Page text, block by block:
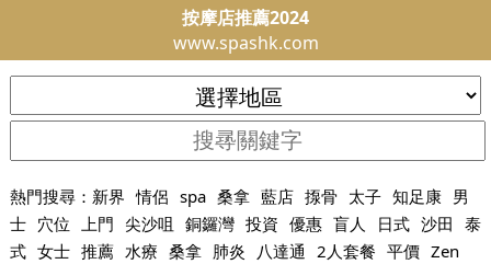
按摩店推薦2024
www.spashk.com
熱門搜尋： 新界 情侶 spa 桑拿 藍店 揼骨 太子 知足康 男
士 穴位 上門 尖沙咀 銅鑼灣 投資 優惠 盲人 日式 沙田 泰
式 女士 推薦 水療 桑拿 肺炎 八達通 2人套餐 平價 Zen